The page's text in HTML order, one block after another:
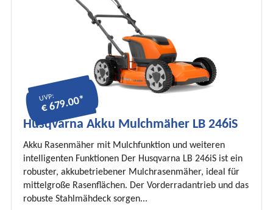
UVP:
€ 679.00*
Husqvarna Akku Mulchmäher LB 246iS
Akku Rasenmäher mit Mulchfunktion und weiteren
intelligenten Funktionen Der Husqvarna LB 246iS ist ein
robuster, akkubetriebener Mulchrasenmäher, ideal für
mittelgroße Rasenflächen. Der Vorderradantrieb und das
robuste Stahlmähdeck sorgen...